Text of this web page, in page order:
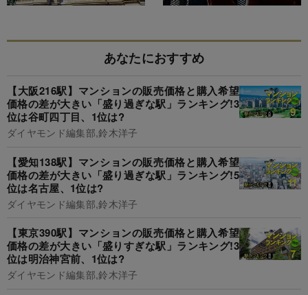
あなたにおすすめ
【大阪216駅】マンションの販売価格と購入希望
価格の差が大きい「盛り過ぎな駅」ランキング!3
位は谷町四丁目、1位は?
ダイヤモンド編集部,鈴木洋子
【愛知138駅】マンションの販売価格と購入希望
価格の差が大きい「盛り過ぎな駅」ランキング!5
位は名古屋、1位は?
ダイヤモンド編集部,鈴木洋子
【東京390駅】マンションの販売価格と購入希望
価格の差が大きい「盛りすぎな駅」ランキング!3
位は明治神宮前、1位は?
ダイヤモンド編集部,鈴木洋子